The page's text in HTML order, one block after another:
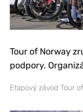
Tour of Norway
podpory.
Etapový závod Tour